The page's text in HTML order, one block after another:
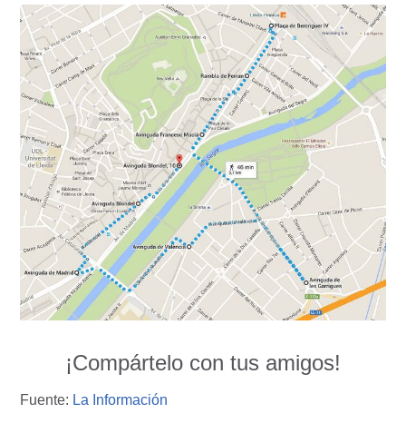
¡Compártelo con tus amigos!
Fuente: La Información